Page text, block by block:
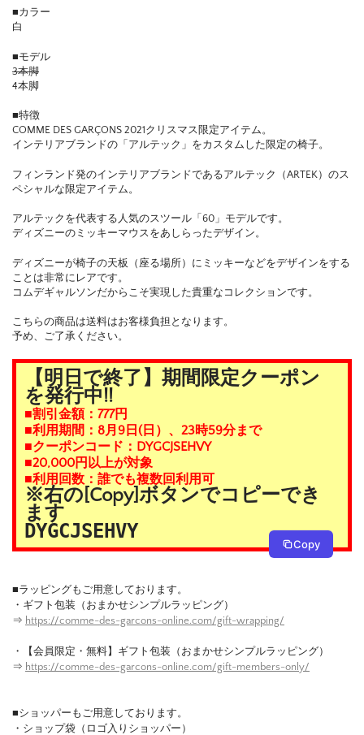
■カラー
白
■モデル
3本脚
4本脚
■特徴
COMME DES GARÇONS 2021クリスマス限定アイテム。
インテリアブランドの「アルテック」をカスタムした限定の椅子。
フィンランド発のインテリアブランドであるアルテック（ARTEK）のス
ペシャルな限定アイテム。
アルテックを代表する人気のスツール「60」モデルです。
ディズニーのミッキーマウスをあしらったデザイン。
ディズニーが椅子の天板（座る場所）にミッキーなどをデザインをする
ことは非常にレアです。
コムデギャルソンだからこそ実現した貴重なコレクションです。
こちらの商品は送料はお客様負担となります。
予め、ご了承ください。
【明日で終了】期間限定クーポン
を発行中!!
■割引金額：777円
■利用期間：8月9日(日）、23時59分まで
■クーポンコード：DYGCJSEHVY
■20,000円以上が対象
■利用回数：誰でも複数回利用可
※右の[Copy]ボタンでコピーでき
ます
DYGCJSEHVY
Copy
■ラッピングもご用意しております。
・ギフト包装（おまかせシンプルラッピング）
⇒ https://comme-des-garcons-online.com/gift-wrapping/
・【会員限定・無料】ギフト包装（おまかせシンプルラッピング）
⇒ https://comme-des-garcons-online.com/gift-members-only/
■ショッパーもご用意しております。
・ショップ袋（ロゴ入りショッパー）